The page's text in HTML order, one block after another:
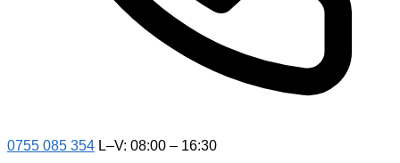
0755 085 354 L–V: 08:00 – 16:30